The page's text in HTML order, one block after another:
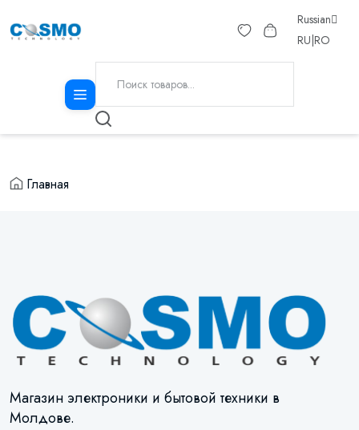
Russian
RU RO
Главная
Магазин электроники и бытовой техники в
Молдове.